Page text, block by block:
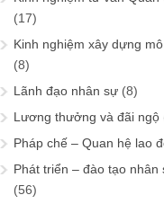
(17)
Kinh nghiệm xây dựng
(8)
Lãnh đạo nhân sự (8)
Lương thưởng và đãi ngộ
Pháp chế – Quan hệ lao
Phát triển – đào tạo nhân
(56)